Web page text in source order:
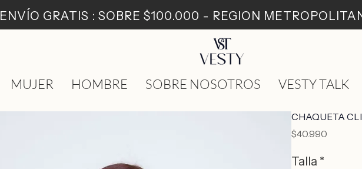
ENVÍO GRATIS : SOBRE $100.000 - REGION
MUJER HOMBRE SOBRE NOSOTROS VESTY TALK
CHAQUETA
$40.990
Talla *